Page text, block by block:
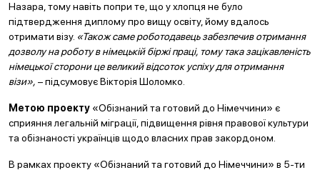
Назара, тому навіть попри те, що у хлопця не було
підтвердження диплому про вищу освіту, йому вдалось
отримати візу. «Також саме роботодавець забезпечив отримання
дозволу на роботу в німецькій біржі праці, тому така зацікавленість
німецької сторони це великий відсоток успіху для отримання
візи», – підсумовує Вікторія Шоломко.
Метою проекту «Обізнаний та готовий до Німеччини» є
сприяння легальній міграції, підвищення рівня правової культури
та обізнаності українців щодо власних прав закордоном.
В рамках проекту «Обізнаний та готовий до Німеччини» в 5-ти